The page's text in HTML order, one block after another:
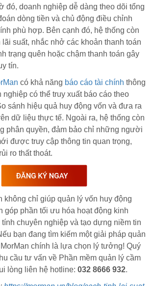
đó, doanh nghiệp dễ dàng theo dõi tổng
dòng tiền và chủ động điều chỉnh
phù hợp. Bên cạnh đó, hệ thống còn
suất, nhắc nhở các khoản thanh toán
trạng quên hoặc chậm thanh toán gây
tín.
có khả năng báo cáo tài chính thông
nghiệp có thể truy xuất báo cáo theo
sánh hiệu quả huy động vốn và đưa ra
dữ liệu thực tế. Ngoài ra, hệ thống còn
phân quyền, đảm bảo chỉ những người
được truy cập thông tin quan trọng,
ro thất thoát.
không chỉ giúp quản lý vốn huy động
góp phần tối ưu hóa hoạt động kinh
chuyên nghiệp và tạo dựng niềm tin
bạn đang tìm kiếm một giải pháp quản
MorMan chính là lựa chọn lý tưởng! Quý
cầu tư vấn về Phần mềm quản lý cầm
lòng liên hệ hotline: 032 8666 932.